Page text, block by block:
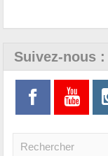
Suivez-nous :